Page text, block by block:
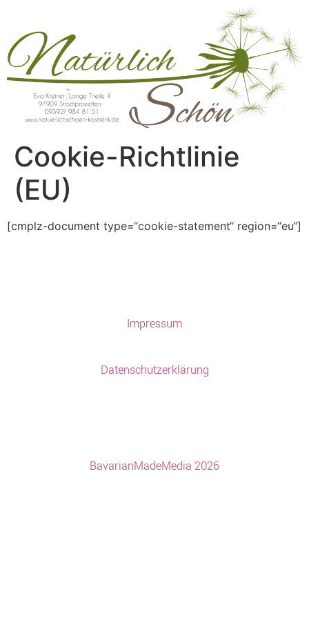
Cookie-Richtlinie
(EU)
[cmplz-document type=“cookie-statement“ region=“eu“]
Impressum
Datenschutzerklärung
BavarianMadeMedia 2026